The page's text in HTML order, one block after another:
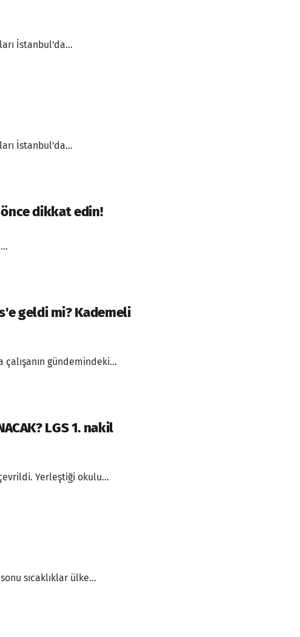
İstanbul'da...
İstanbul'da...
önce dikkat edin!
geldi mi? Kademeli
gündemindeki...
LGS 1. nakil
Yerleştiği okulu...
sıcaklıklar ülke...